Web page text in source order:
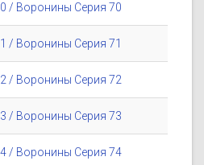
/ Воронины Серия 70
/ Воронины Серия 71
/ Воронины Серия 72
/ Воронины Серия 73
/ Воронины Серия 74